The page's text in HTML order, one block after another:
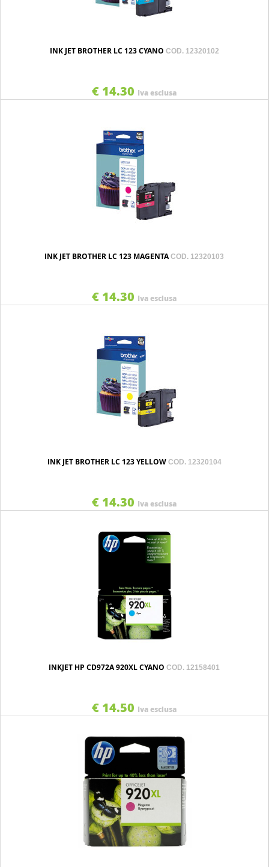
INK JET BROTHER LC 123 CYANO COD. 12320102
€ 14.30 Iva esclusa
INK JET BROTHER LC 123 MAGENTACOD. 12320103
€ 14.30 Iva esclusa
INK JET BROTHER LC 123 YELLOW COD. 12320104
€ 14.30 Iva esclusa
INKJET HP CD972A 920XL CYANO COD. 12158401
€ 14.50 Iva esclusa